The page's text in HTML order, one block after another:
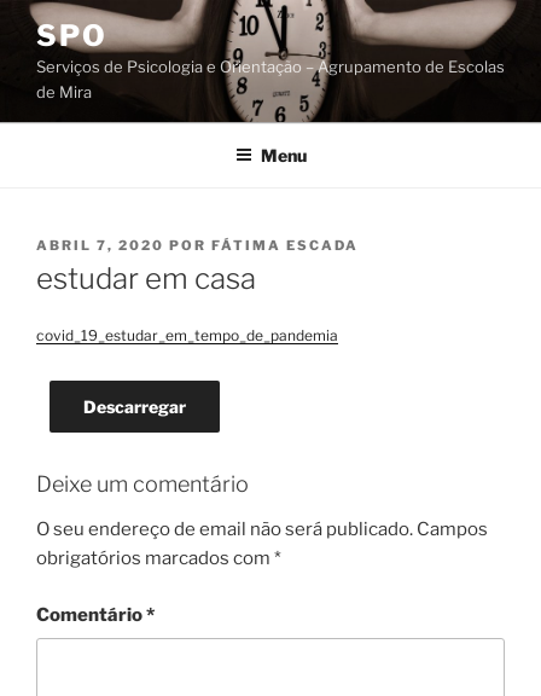
Saltar
conteúdo
SPO
Serviços de Psicologia e Orientação – Agrupamento de Escolas
de Mira
Menu
PUBLICADO
ABRIL 7, 2020 POR FÁTIMA ESCADA
estudar em casa
covid_19_estudar_em_tempo_de_pandemia
Descarregar
Deixe um comentário
O seu endereço de email não será publicado. Campos
obrigatórios marcados com *
Comentário*